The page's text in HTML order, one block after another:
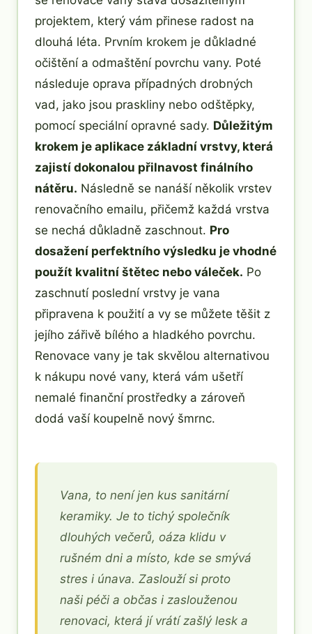
projektem, který vám přinese radost na
dlouhá léta. Prvním krokem je důkladné
očištění a odmaštění povrchu vany. Poté
následuje oprava případných drobných
vad, jako jsou praskliny nebo odštěpky,
pomocí speciální opravné sady. Důležitým
krokem je aplikace základní vrstvy, která
zajistí dokonalou přilnavost finálního
nátěru. Následně se nanáší několik vrstev
renovačního emailu, přičemž každá vrstva
se nechá důkladně zaschnout. Pro
dosažení perfektního výsledku je vhodné
použít kvalitní štětec nebo váleček. Po
zaschnutí poslední vrstvy je vana
připravena k použití a vy se můžete těšit z
jejího zářivě bílého a hladkého povrchu.
Renovace vany je tak skvělou alternativou
k nákupu nové vany, která vám ušetří
nemalé finanční prostředky a zároveň
dodá vaší koupelně nový šmrnc.
Vana, to není jen kus sanitární
keramiky. Je to tichý společník
dlouhých večerů, oáza klidu v
rušném dni a místo, kde se smývá
stres i únava. Zaslouží si proto
naši péči a občas i zaslouženou
renovaci, která jí vrátí zašlý lesk a